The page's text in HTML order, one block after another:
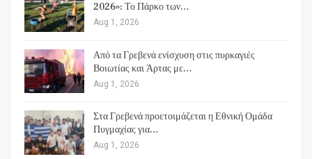
2026»: Το Πάρκο των…
Aug 1, 2026
Από τα Γρεβενά ενίσχυση στις πυρκαγιές
Βοιωτίας και Άρτας με…
Aug 1, 2026
Στα Γρεβενά προετοιμάζεται η Εθνική Ομάδα
Πυγμαχίας για…
Aug 1, 2026